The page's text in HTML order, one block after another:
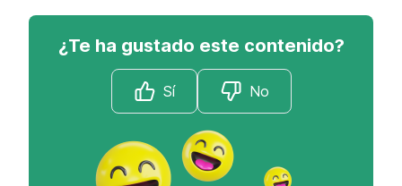
¿Te ha gustado este contenido?
Sí No